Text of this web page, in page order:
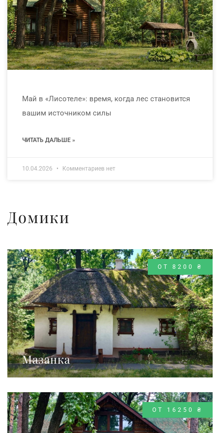
Май в «Лисотеле»: время, когда лес становится
вашим источником силы
ЧИТАТЬ ДАЛЬШЕ »
10.04.2026 Комментариев нет
Домики
ОТ 8200 ₴
Мазанка
ОТ 16250 ₴